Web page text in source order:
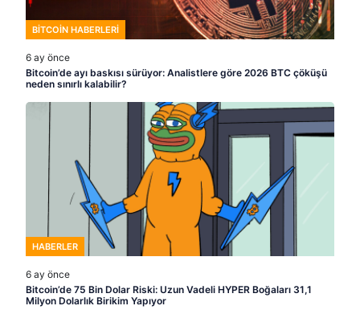
BITCOIN HABERLERI
6 ay önce
Bitcoin’de ayı baskısı sürüyor: Analistlere göre 2026 BTC çöküşü
neden sınırlı kalabilir?
HABERLER
6 ay önce
Bitcoin’de 75 Bin Dolar Riski: Uzun Vadeli HYPER Boğaları 31,1
Milyon Dolarlık Birikim Yapıyor